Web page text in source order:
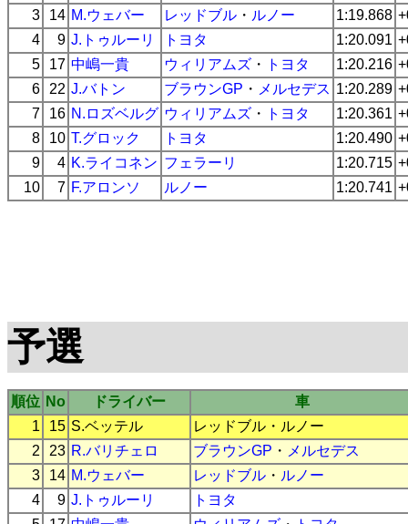
3
14 M.ウェバー レッドブル ・ ルノー 1:19.868
4
9 J.トゥルーリ トヨタ 1:20.091
5
17 中嶋一貴 ウィリアムズ ・ トヨタ 1:20.216
6
22 J.バトン ブラウンGP ・ メルセデス 1:20.289
7
16 N.ロズベルグ ウィリアムズ ・ トヨタ 1:20.361
8
10 T.グロック トヨタ 1:20.490
9
4 K.ライコネン フェラーリ 1:20.715
10
7 F.アロンソ ルノー 1:20.741
予選
順位 No ドライバー
車
1
15 S.ベッテル レッドブル ・ ルノー
2
23 R.バリチェロ ブラウンGP ・ メルセデス
3
14 M.ウェバー レッドブル ・ ルノー
4
9 J.トゥルーリ
トヨタ